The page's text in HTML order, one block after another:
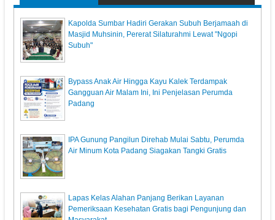
Kapolda Sumbar Hadiri Gerakan Subuh Berjamaah di
Masjid Muhsinin, Pererat Silaturahmi Lewat "Ngopi
Subuh"
Bypass Anak Air Hingga Kayu Kalek Terdampak
Gangguan Air Malam Ini, Ini Penjelasan Perumda
Padang
IPA Gunung Pangilun Direhab Mulai Sabtu, Perumda
Air Minum Kota Padang Siagakan Tangki Gratis
Lapas Kelas Alahan Panjang Berikan Layanan
Pemeriksaan Kesehatan Gratis bagi Pengunjung dan